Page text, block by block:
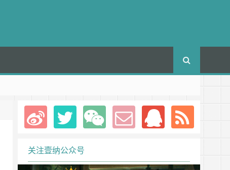
关注壹纳公众号